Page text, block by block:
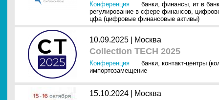
Конференция банки, финансы, ит в
регулирование в сфере финансов,
цфа (цифровые финансовые активы)
10.09.2025 | Москва
Collection TECH 2025
Конференция банки, контакт-центры
импортозамещение
15.10.2024 | Москва